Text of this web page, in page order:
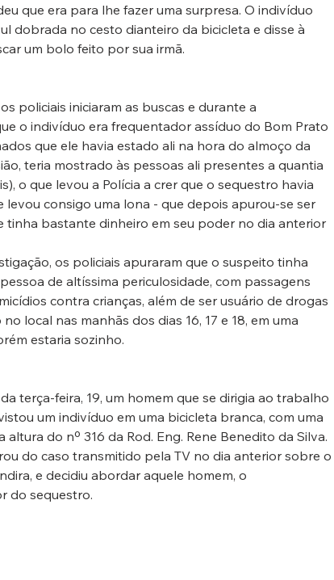
que era para lhe fazer uma surpresa. O indivíduo
dobrada no cesto dianteiro da bicicleta e disse à
um bolo feito por sua irmã.
policiais iniciaram as buscas e durante a
o indivíduo era frequentador assíduo do Bom Prato
que ele havia estado ali na hora do almoço da
teria mostrado às pessoas ali presentes a quantia
o que levou a Polícia a crer que o sequestro havia
levou consigo uma lona - que depois apurou-se ser
tinha bastante dinheiro em seu poder no dia anterior
os policiais apuraram que o suspeito tinha
de altíssima periculosidade, com passagens
contra crianças, além de ser usuário de drogas
local nas manhãs dos dias 16, 17 e 18, em uma
estaria sozinho.
terça-feira, 19, um homem que se dirigia ao trabalho
um indivíduo em uma bicicleta branca, com uma
do nº 316 da Rod. Eng. Rene Benedito da Silva.
do caso transmitido pela TV no dia anterior sobre o
e decidiu abordar aquele homem, o
do sequestro.